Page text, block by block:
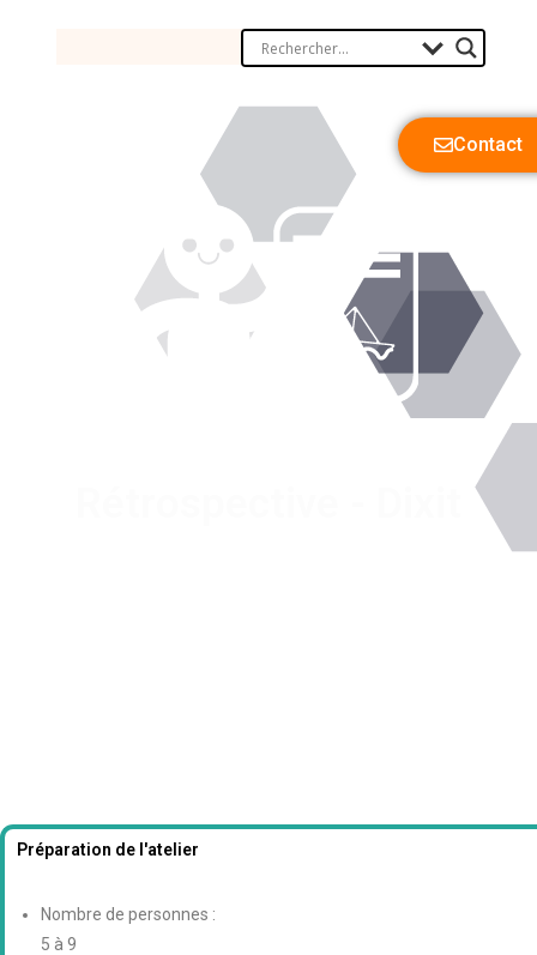
Contact
Préparation de l'atelier
Nombre de personnes :
5 à 9